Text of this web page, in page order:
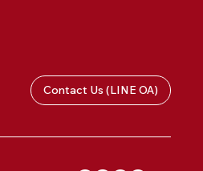
Contact Us (LINE OA)